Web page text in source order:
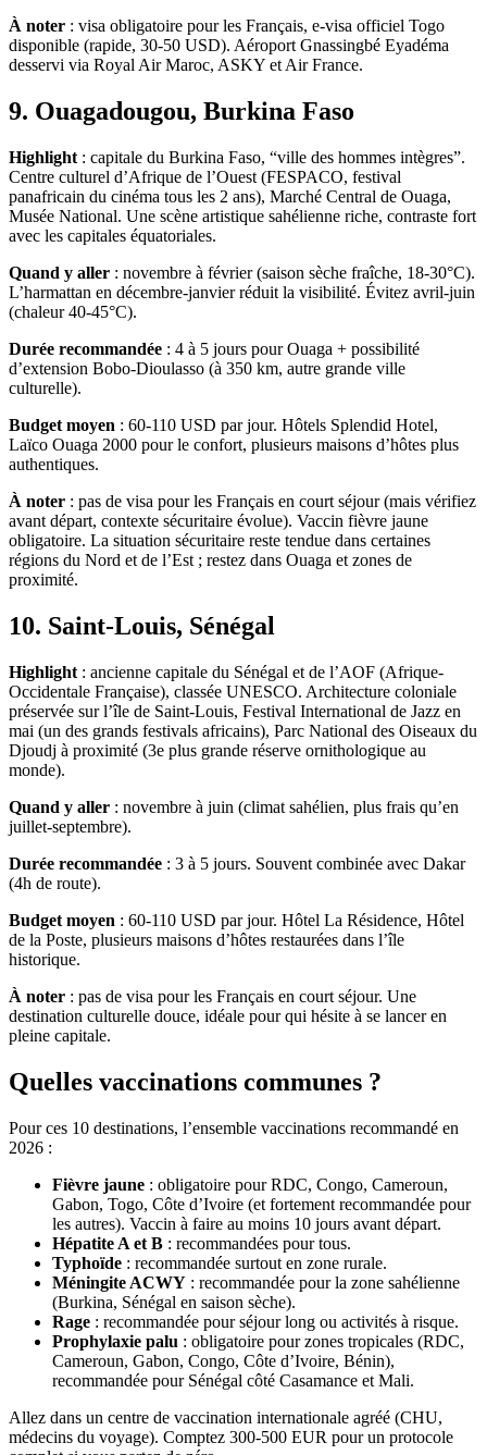
À noter : visa obligatoire pour les Français, e-visa officiel Togo
disponible (rapide, 30-50 USD). Aéroport Gnassingbé Eyadéma
desservi via Royal Air Maroc, ASKY et Air France.
9. Ouagadougou, Burkina Faso
Highlight : capitale du Burkina Faso, “ville des hommes intègres”.
Centre culturel d’Afrique de l’Ouest (FESPACO, festival
panafricain du cinéma tous les 2 ans), Marché Central de Ouaga,
Musée National. Une scène artistique sahélienne riche, contraste fort
avec les capitales équatoriales.
Quand y aller : novembre à février (saison sèche fraîche, 18-30°C).
L’harmattan en décembre-janvier réduit la visibilité. Évitez avril-juin
(chaleur 40-45°C).
Durée recommandée : 4 à 5 jours pour Ouaga + possibilité
d’extension Bobo-Dioulasso (à 350 km, autre grande ville
culturelle).
Budget moyen : 60-110 USD par jour. Hôtels Splendid Hotel,
Laïco Ouaga 2000 pour le confort, plusieurs maisons d’hôtes plus
authentiques.
À noter : pas de visa pour les Français en court séjour (mais vérifiez
avant départ, contexte sécuritaire évolue). Vaccin fièvre jaune
obligatoire. La situation sécuritaire reste tendue dans certaines
régions du Nord et de l’Est ; restez dans Ouaga et zones de
proximité.
10. Saint-Louis, Sénégal
Highlight : ancienne capitale du Sénégal et de l’AOF (Afrique-
Occidentale Française), classée UNESCO. Architecture coloniale
préservée sur l’île de Saint-Louis, Festival International de Jazz en
mai (un des grands festivals africains), Parc National des Oiseaux du
Djoudj à proximité (3e plus grande réserve ornithologique au
monde).
Quand y aller : novembre à juin (climat sahélien, plus frais qu’en
juillet-septembre).
Durée recommandée : 3 à 5 jours. Souvent combinée avec Dakar
(4h de route).
Budget moyen : 60-110 USD par jour. Hôtel La Résidence, Hôtel
de la Poste, plusieurs maisons d’hôtes restaurées dans l’île
historique.
À noter : pas de visa pour les Français en court séjour. Une
destination culturelle douce, idéale pour qui hésite à se lancer en
pleine capitale.
Quelles vaccinations communes ?
Pour ces 10 destinations, l’ensemble vaccinations recommandé en
2026 :
Fièvre jaune : obligatoire pour RDC, Congo, Cameroun,
Gabon, Togo, Côte d’Ivoire (et fortement recommandée pour
les autres). Vaccin à faire au moins 10 jours avant départ.
Hépatite A et B : recommandées pour tous.
Typhoïde : recommandée surtout en zone rurale.
Méningite ACWY : recommandée pour la zone sahélienne
(Burkina, Sénégal en saison sèche).
Rage : recommandée pour séjour long ou activités à risque.
Prophylaxie palu : obligatoire pour zones tropicales (RDC,
Cameroun, Gabon, Congo, Côte d’Ivoire, Bénin),
recommandée pour Sénégal côté Casamance et Mali.
Allez dans un centre de vaccination internationale agréé (CHU,
médecins du voyage). Comptez 300-500 EUR pour un protocole